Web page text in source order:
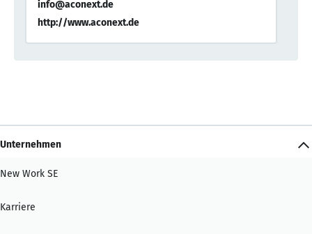
info@aconext.de
http://www.aconext.de
Unternehmen
New Work SE
Karriere